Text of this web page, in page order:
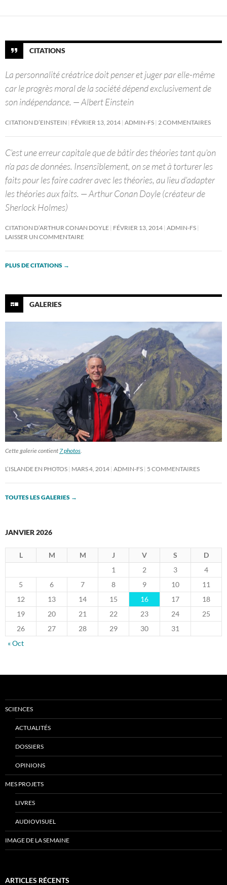
CITATIONS
La personnalité créatrice doit penser et juger par elle-même
car le progrès moral de la société dépend exclusivement de
son indépendance. — Albert Einstein
CITATION D’EINSTEIN FÉVRIER 13, 2014 ADMIN-FS 2 COMMENTAIRES
C’est une erreur capitale que de bâtir des théories tant qu’on
n’a pas de données. Insensiblement, on se met à torturer les
faits pour les faire cadrer avec les théories, au lieu d’adapter
les théories aux faits. — Arthur Conan Doyle (créateur de
Sherlock Holmes)
CITATION D’ARTHUR CONAN DOYLE FÉVRIER 13, 2014 ADMIN-FS
LAISSER UN COMMENTAIRE
PLUS DE CITATIONS →
GALERIES
Cette galerie contient 7 photos
L’ISLANDE EN PHOTOS MARS 4, 2014 ADMIN-FS 5 COMMENTAIRES
TOUTES LES GALERIES →
JANVIER 2026
L M M J V S
D
1
2 3
4
5
6 7 8 9 10
11
12
13 14 15 16 17
18
19
20 21 22 23 24
25
26
27 28 29 30
31
« Oct
SCIENCES
ACTUALITÉS
DOSSIERS
OPINIONS
MES PROJETS
LIVRES
AUDIOVISUEL
IMAGE DE LA SEMAINE
ARTICLES RÉCENTS